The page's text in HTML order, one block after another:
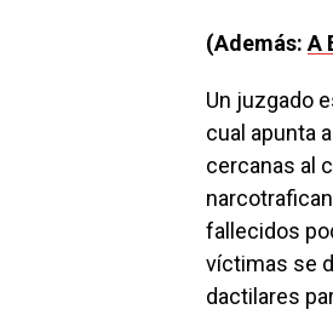
(Además: A
Un juzgado
cual apunta
cercanas al
fallecidos
víctimas se
dactilares